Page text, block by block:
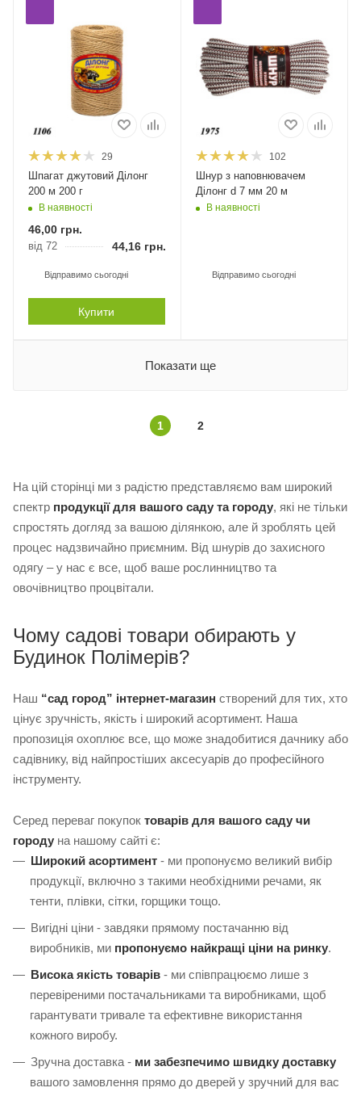
29
Шпагат джутовий Ділонг
200 м 200 г
В наявності
46,00 грн.
від 72 44,16 грн.
Відправимо сьогодні
Купити
102
Шнур з наповнювачем
Ділонг d 7 мм 20 м
В наявності
Відправимо сьогодні
Показати ще
1 2
На цій сторінці ми з радістю представляємо вам широкий
спектр продукції для вашого саду та городу, які не тільки
спростять догляд за вашою ділянкою, але й зроблять цей
процес надзвичайно приємним. Від шнурів до захисного
одягу – у нас є все, щоб ваше рослинництво та
овочівництво процвітали.
Чому садові товари обирають у
Будинок Полімерів?
Наш “сад город” інтернет-магазин створений для тих, хто
цінує зручність, якість і широкий асортимент. Наша
пропозиція охоплює все, що може знадобитися дачнику або
садівнику, від найпростіших аксесуарів до професійного
інструменту.
Серед переваг покупок товарів для вашого саду чи
городу на нашому сайті є:
Широкий асортимент - ми пропонуємо великий вибір
продукції, включно з такими необхідними речами, як
тенти, плівки, сітки, горщики тощо.
Вигідні ціни - завдяки прямому постачанню від
виробників, ми пропонуємо найкращі ціни на ринку.
Висока якість товарів - ми співпрацюємо лише з
перевіреними постачальниками та виробниками, щоб
гарантувати тривале та ефективне використання
кожного виробу.
Зручна доставка - ми забезпечимо швидку доставку
вашого замовлення прямо до дверей у зручний для вас